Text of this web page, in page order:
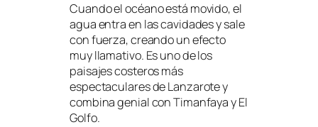
Cuando el océano está movido, el
agua entra en las cavidades y sale
con fuerza, creando un efecto
muy llamativo. Es uno de los
paisajes costeros más
espectaculares de Lanzarote y
combina genial con Timanfaya y El
Golfo.